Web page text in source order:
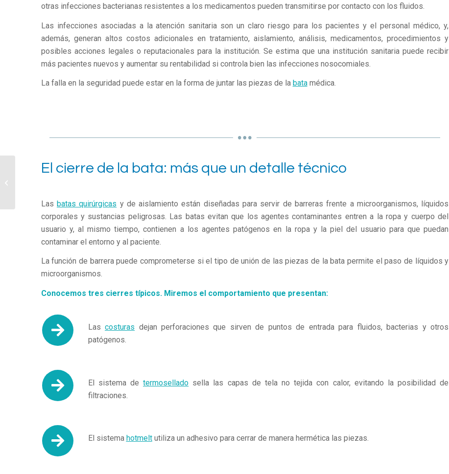
otras infecciones bacterianas resistentes a los medicamentos pueden transmitirse por contacto con los fluidos.
Las infecciones asociadas a la atención sanitaria son un claro riesgo para los pacientes y el personal médico, y,
además, generan altos costos adicionales en tratamiento, aislamiento, análisis, medicamentos, procedimientos y
posibles acciones legales o reputacionales para la institución. Se estima que una institución sanitaria puede recibir
más pacientes nuevos y aumentar su rentabilidad si controla bien las infecciones nosocomiales.
La falla en la seguridad puede estar en la forma de juntar las piezas de la batamédica.
El cierre de la bata: más que un detalle técnico
Las batas quirúrgicas y de aislamiento están diseñadas para servir de barreras frente a microorganismos, líquidos
corporales y sustancias peligrosas. Las batas evitan que los agentes contaminantes entren a la ropa y cuerpo del
usuario y, al mismo tiempo, contienen a los agentes patógenos en la ropa y la piel del usuario para que puedan
contaminar el entorno y al paciente.
La función de barrera puede comprometerse si el tipo de unión de las piezas de la bata permite el paso de líquidos y
microorganismos.
Conocemos tres cierres típicos. Miremos el comportamiento que presentan:
Lascosturas dejan perforaciones que sirven de puntos de entrada para fluidos, bacterias y otros
patógenos.
El sistema determosellado sella las capas de tela no tejida con calor, evitando la posibilidad de
filtraciones.
El sistema hotmeltutiliza un adhesivo para cerrar de manera hermética las piezas.
Batas quirúrgicas: 12